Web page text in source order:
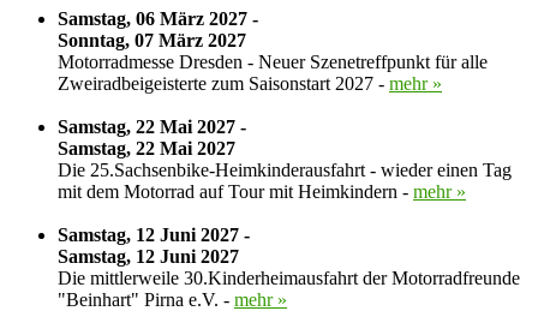
Samstag, 06 März 2027 -
Sonntag, 07 März 2027
Motorradmesse Dresden - Neuer Szenetreffpunkt für alle
Zweiradbeigeisterte zum Saisonstart 2027 - mehr »
Samstag, 22 Mai 2027 -
Samstag, 22 Mai 2027
Die 25.Sachsenbike-Heimkinderausfahrt - wieder einen Tag
mit dem Motorrad auf Tour mit Heimkindern - mehr »
Samstag, 12 Juni 2027 -
Samstag, 12 Juni 2027
Die mittlerweile 30.Kinderheimausfahrt der Motorradfreunde
"Beinhart" Pirna e.V. - mehr »